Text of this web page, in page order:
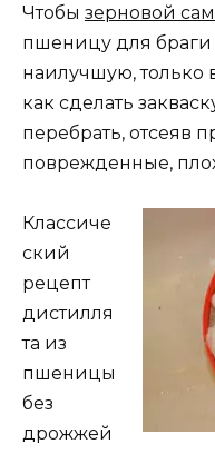
Чтобы зерновой
пшеницу для
наилучшую, только
как сделать
перебрать, отсеяв
поврежденные,
Классиче
ский
рецепт
дистилля
та из
пшеницы
без
дрожжей